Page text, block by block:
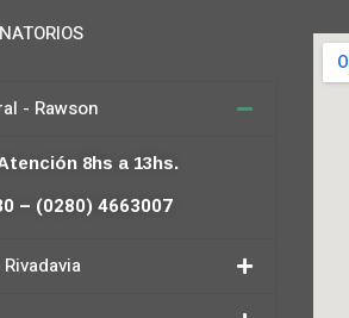
- Rawson
8hs a 13hs.
– (0280) 4663007